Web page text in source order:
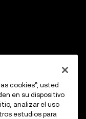
cookies”, usted
en su dispositivo
analizar el uso
estudios para